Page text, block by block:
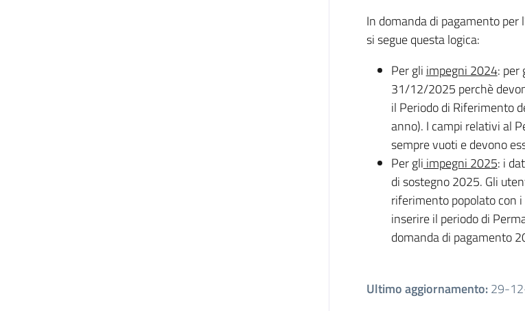
In domanda di pagamento
si segue questa logica:
Per gli impegni 2024: per
31/12/2025 perchè
il Periodo di Riferimento
anno). I campi relativi al
sempre vuoti e devono
Per gli impegni 2025: i
di sostegno 2025. Gli
riferimento popolato con
inserire il periodo di
domanda di pagamento
Ultimo aggiornamento:29-